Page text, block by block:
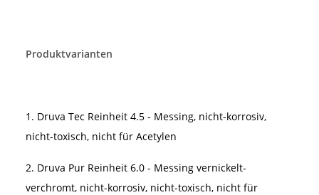
Produktvarianten
1. Druva Tec Reinheit 4.5 - Messing, nicht-korrosiv,
nicht-toxisch, nicht für Acetylen
2. Druva Pur Reinheit 6.0 - Messing vernickelt-
verchromt, nicht-korrosiv, nicht-toxisch, nicht für